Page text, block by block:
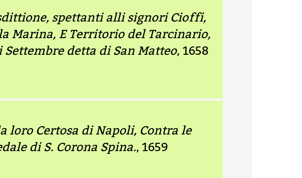
spettanti alli signori Cioffi,
Marina, E Territorio del Tarcinario,
Settembre detta di San Matteo, 1658
loro Certosa di Napoli, Contra le
di S. Corona Spina., 1659